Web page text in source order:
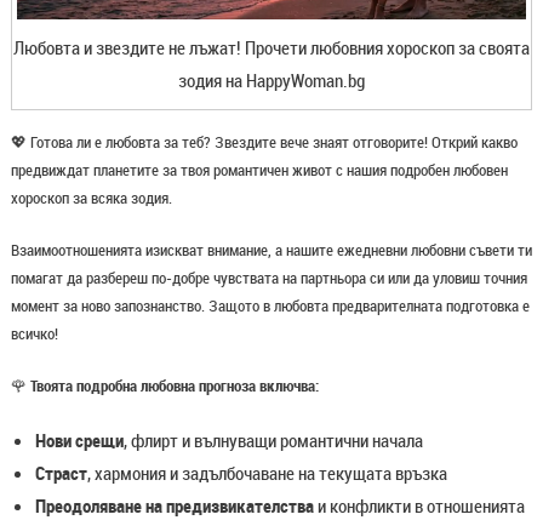
Любовта и звездите не лъжат! Прочети любовния хороскоп за своята
зодия на HappyWoman.bg
💖 Готова ли е любовта за теб? Звездите вече знаят отговорите! Открий какво
предвиждат планетите за твоя романтичен живот с нашия подробен любовен
хороскоп за всяка зодия.
Взаимоотношенията изискват внимание, а нашите ежедневни любовни съвети ти
помагат да разбереш по-добре чувствата на партньора си или да уловиш точния
момент за ново запознанство. Защото в любовта предварителната подготовка е
всичко!
🌹 Твоята подробна любовна прогноза включва:
Нови срещи, флирт и вълнуващи романтични начала
Страст, хармония и задълбочаване на текущата връзка
Преодоляване на предизвикателстваи конфликти в отношенията